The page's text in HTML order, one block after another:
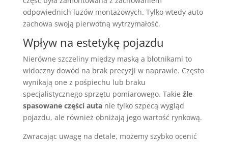
odpowiednich luzów montażowych. Tylko wtedy auto
zachowa swoją pierwotną wytrzymałość.
Wpływ na estetykę pojazdu
Nierówne szczeliny między maską a błotnikami to
widoczny dowód na brak precyzji w naprawie. Często
wynikają one z pośpiechu lub braku
specjalistycznego sprzętu pomiarowego. Takie źle
spasowane części autanie tylko szpecą wygląd
pojazdu, ale również obniżają jego wartość rynkową.
Zwracając uwagę na detale, możemy szybko ocenić